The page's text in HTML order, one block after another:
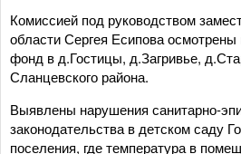
Комиссией под руководством
области Сергея Есипова
фонд в д.Гостицы, д.Загривье,
Сланцевского района.
Выявлены нарушения санитарно-
законодательства в детском саду
поселения, где температура в